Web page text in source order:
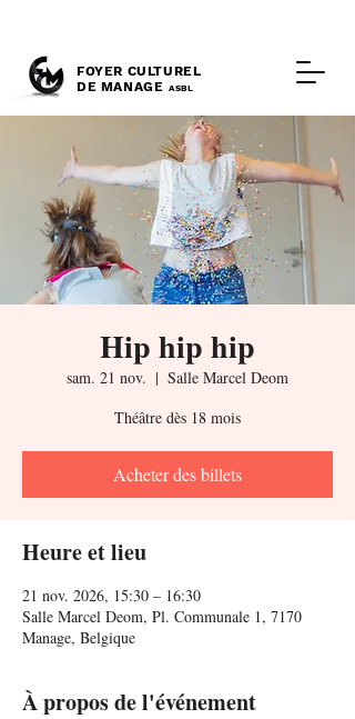
FOYER CULTUREL
DE MANAGE ASBL
Hip hip hip
sam. 21 nov.
  |
Salle Marcel Deom
Théâtre dès 18 mois
Acheter des billets
Heure et lieu
21 nov. 2026, 15:30 – 16:30
Salle Marcel Deom, Pl. Communale 1, 7170
Manage, Belgique
À propos de l'événement